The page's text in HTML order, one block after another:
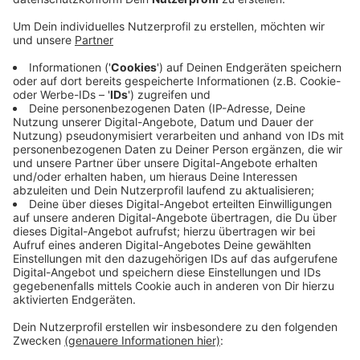
Freitag, 29.04.2022 16:43
Stattdessen kann man den Baum unter anderem beim
Regionalforstamt kaufen – auch in unserer Region.
Morgen haben zahlreiche Verkaufsstellen geöffnet –
unter anderem in Bergisch Gladbach und Rösrath. Die
komplette Liste findet ihrhier. Die Quittung, die ihr
beim Maibaum-Kauf bekommt, solltet ihr beim
Transport des Baumes übrigens unbedingt dabeihaben:
Die Polizei kontrolliert stichprobenartig, ob die Bäume
legal sind.
Anzeige